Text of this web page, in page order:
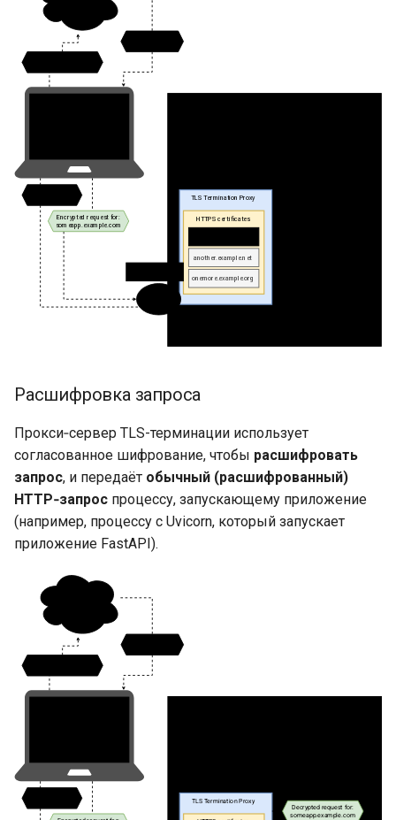
Расшифровка запроса
Прокси‑сервер TLS-терминации использует
согласованное шифрование, чтобы расшифровать
запрос, и передаёт обычный (расшифрованный)
HTTP‑запрос процессу, запускающему приложение
(например, процессу с Uvicorn, который запускает
приложение FastAPI).